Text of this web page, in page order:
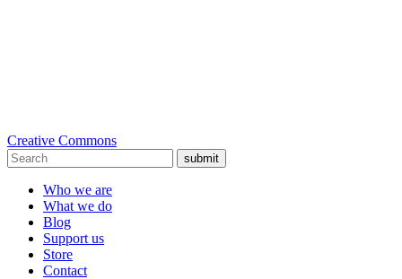
Creative Commons
submit
Who we are
What we do
Blog
Support us
Store
Contact